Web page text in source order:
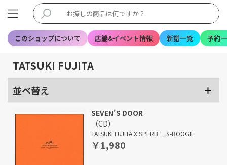
このショップについて 店舗&イベント情報 新譜一覧 予約
TATSUKI FUJITA
並べ替え
SEVEN'S DOOR
（CD）
TATSUKI FUJITA X SPERB ≒ $-BOOGIE
￥1,980